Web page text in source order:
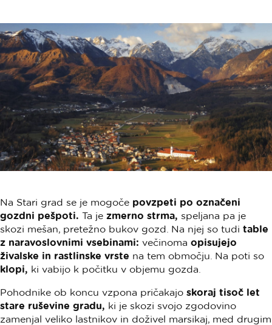
Na Stari grad se je mogoče povzpeti po označeni
gozdni pešpoti. Ta je zmerno strma, speljana pa je
skozi mešan, pretežno bukov gozd. Na njej so tudi table
z naravoslovnimi vsebinami: večinoma opisujejo
živalske in rastlinske vrste na tem območju. Na poti so
klopi, ki vabijo k počitku v objemu gozda.
Pohodnike ob koncu vzpona pričakajo skoraj tisoč let
stare ruševine gradu, ki je skozi svojo zgodovino
zamenjal veliko lastnikov in doživel marsikaj, med drugim